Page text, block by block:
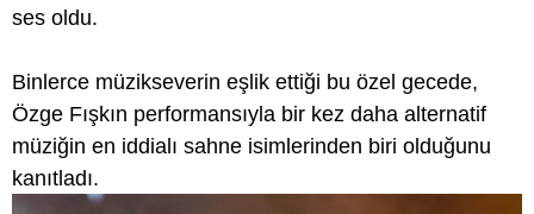
ses oldu.
Binlerce müzikseverin eşlik ettiği bu özel gecede,
Özge Fışkın performansıyla bir kez daha alternatif
müziğin en iddialı sahne isimlerinden biri olduğunu
kanıtladı.